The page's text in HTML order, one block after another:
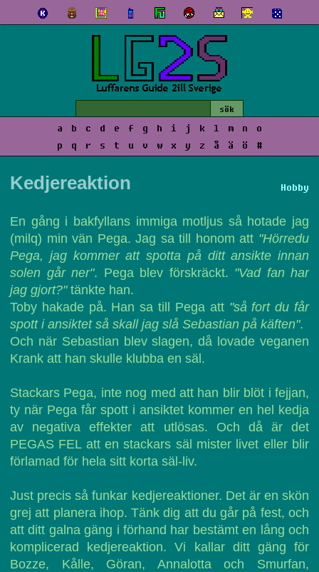
a b c d e f g h i j k l m n
o
p
q r s t u v w x y z å ä ö #
Hobby
Kedjereaktion
En gång i bakfyllans immiga motljus så hotade jag
(milq) min vän Pega. Jag sa till honom att "Hörredu
Pega, jag kommer att spotta på ditt ansikte innan
solen går ner". Pega blev förskräckt. "Vad fan har
jag gjort?"tänkte han.
Toby hakade på. Han sa till Pega att "så fort du får
spott i ansiktet så skall jag slå Sebastian på käften".
Och när Sebastian blev slagen, då lovade veganen
Krank att han skulle klubba en säl.
Stackars Pega, inte nog med att han blir blöt i fejjan,
ty när Pega får spott i ansiktet kommer en hel kedja
av negativa effekter att utlösas. Och då är det
PEGAS FEL att en stackars säl mister livet eller blir
förlamad för hela sitt korta säl-liv.
Just precis så funkar kedjereaktioner. Det är en skön
grej att planera ihop. Tänk dig att du går på fest, och
att ditt galna gäng i förhand har bestämt en lång och
komplicerad kedjereaktion. Vi kallar ditt gäng för
Bozze, Kålle, Göran, Annalotta och Smurfan,